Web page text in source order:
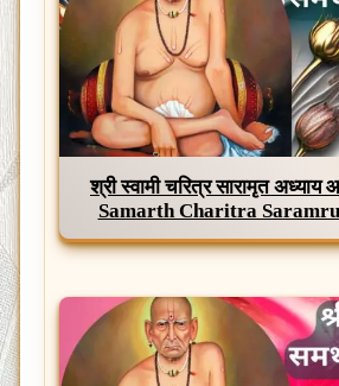
श्री स्वामी चरित्र सारामृत
Samarth Charitra